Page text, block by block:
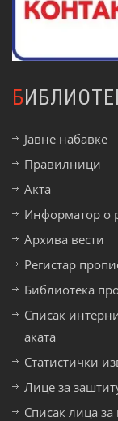
Јавне набавке
Правилници
Акта
Информатор о
Архива вести
Регистар
Библиотека
Списак
аката
Статистички
Лице за
Списак лица